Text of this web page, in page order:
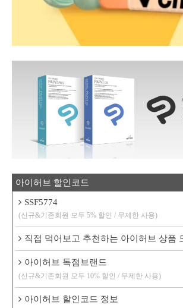
아이허브 할인코드
SSF5774
(신규&기존회원 모두 5% 할인 / 무제한 사용)
직접 먹어보고 추천하는 아이허브 상품
아이허브 독점브랜드
(신규&기존회원 모두 10% 할인 / 무제한 사용)
아이허브 할인코드 정보